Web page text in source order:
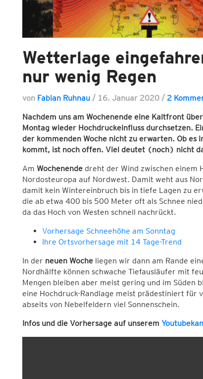
Wetterlage
nur wenig Regen
von Fabian Ruhnau / 16. Januar 2020 / 2
Nachdem uns am Wochenende eine Kaltfront
Montag wieder Hochdruckeinfluss durchsetzen.
der kommenden Woche nicht zu erwarten. Ob
kommt, ist noch offen. Viel deutet (noch) nicht
Am Wochenendedreht der Wind zwischen einem
Nordosteuropa auf Nordwest. Damit weht aus
damit kein Wintereinbruch bis in tiefe Lagen zu
die ab etwa 400 bis 500 Meter oft als Schnee
da das Hoch von Westen schnell nachrückt.
Vorhersage Schneehöhe am Sonntag
Ihre Ortsvorhersage mit 14 Tage-Trend
In der neuen Wocheliegen wir dann am Rande
Nordhälfte können schwache Tiefausläufer mit
Mengen bleiben aber meist gering und im Süden
eine Hochdruck-Randlage meist prädestiniert für
abseits von Nebelfeldern viel Sonnenschein.
Infos und die Vorhersage auf unserem